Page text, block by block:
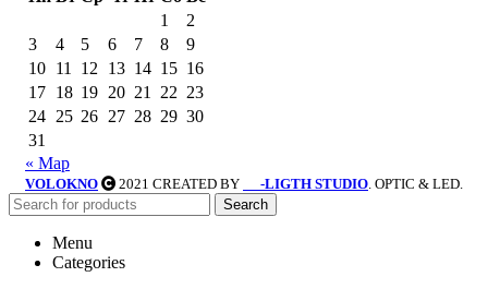
1
2
3
4 5 6 7 8
9
10 11 12 13 14 15 16
17 18 19 20 21 22 23
24 25 26 27 28 29 30
31
« Мар
VOLOKNO 2021 CREATED BY -LIGTH STUDIO. OPTIC & LED.
Search
Menu
Categories